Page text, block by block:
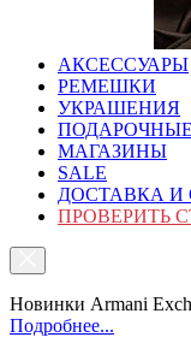
АКСЕССУАРЫ
РЕМЕШКИ
УКРАШЕНИЯ
МАГАЗИНЫ
SALE
ДОСТАВКА И
ПРОВЕРИТЬ
Новинки Armani
Подробнее...